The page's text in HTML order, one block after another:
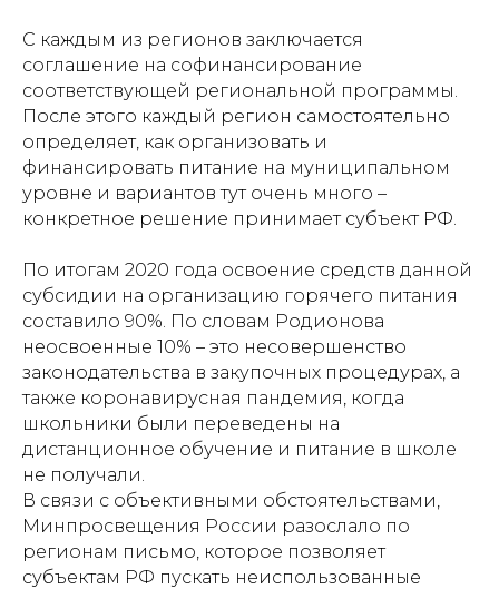
С каждым из регионов заключается
соглашение на софинансирование
соответствующей региональной программы.
После этого каждый регион самостоятельно
определяет, как организовать и
финансировать питание на муниципальном
уровне и вариантов тут очень много –
конкретное решение принимает субъект РФ.
По итогам 2020 года освоение средств данной
субсидии на организацию горячего питания
составило 90%. По словам Родионова
неосвоенные 10% – это несовершенство
законодательства в закупочных процедурах, а
также коронавирусная пандемия, когда
школьники были переведены на
дистанционное обучение и питание в школе
не получали.
В связи с объективными обстоятельствами,
Минпросвещения России разослало по
регионам письмо, которое позволяет
субъектам РФ пускать неиспользованные